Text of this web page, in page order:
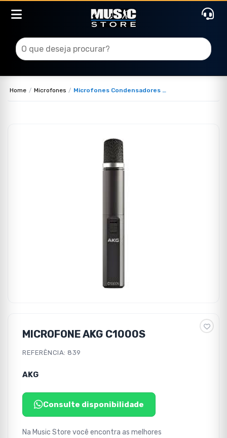
Home Microfones Microfones Condensadores de Estúdio
MICROFONE AKG C1000S
REFERÊNCIA: 839
AKG
Consulte disponibilidade
Na Music Store você encontra as melhores